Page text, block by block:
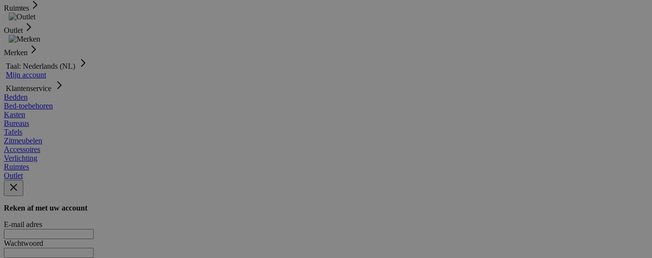
Ruimtes
Outlet
Merken
Taal: Nederlands (NL)
Mijn account
Klantenservice
Bedden
Bed-toebehoren
Kasten
Bureaus
Tafels
Zitmeubelen
Accessoires
Verlichting
Ruimtes
Outlet
Reken af met uw account
E-mail adres
Wachtwoord